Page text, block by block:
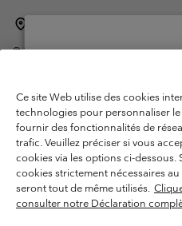
©2026Columbia Sportswear
Garanties Légales
Politique de
Conditions d'utilisation - Membres
Conditions D'utilisation - Contenu
Cookies
Ce site Web utilise des cookies
technologies pour personnaliser
fournir des fonctionnalités de
trafic. Veuillez préciser si vous
cookies via les options ci-dessous.
cookies strictement nécessaires
seront tout de même utilisés.
consulter notre Déclaration
Achats en
United States
Belgium-English
Belgium-Français